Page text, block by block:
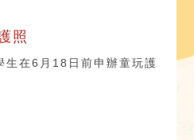
照
生在6月18日前申辦童玩護